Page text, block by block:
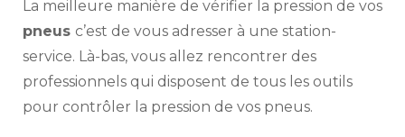
La meilleure manière de vérifier la pression de vos
pneus c’est de vous adresser à une station-
service. Là-bas, vous allez rencontrer des
professionnels qui disposent de tous les outils
pour contrôler la pression de vos pneus.